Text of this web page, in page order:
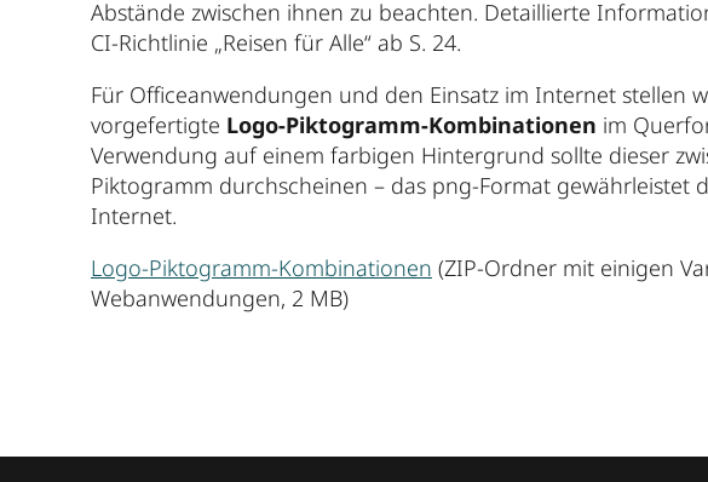
Abstände zwischen ihnen zu beachten. Detaillierte
CI-Richtlinie „Reisen für Alle“ ab S. 24.
Für Officeanwendungen und den Einsatz im Internet stellen
vorgefertigte Logo-Piktogramm-Kombinationen im
Verwendung auf einem farbigen Hintergrund sollte dieser
Piktogramm durchscheinen – das png-Format gewährleistet
Internet.
Logo-Piktogramm-Kombinationen (ZIP-Ordner mit einigen
Webanwendungen, 2 MB)